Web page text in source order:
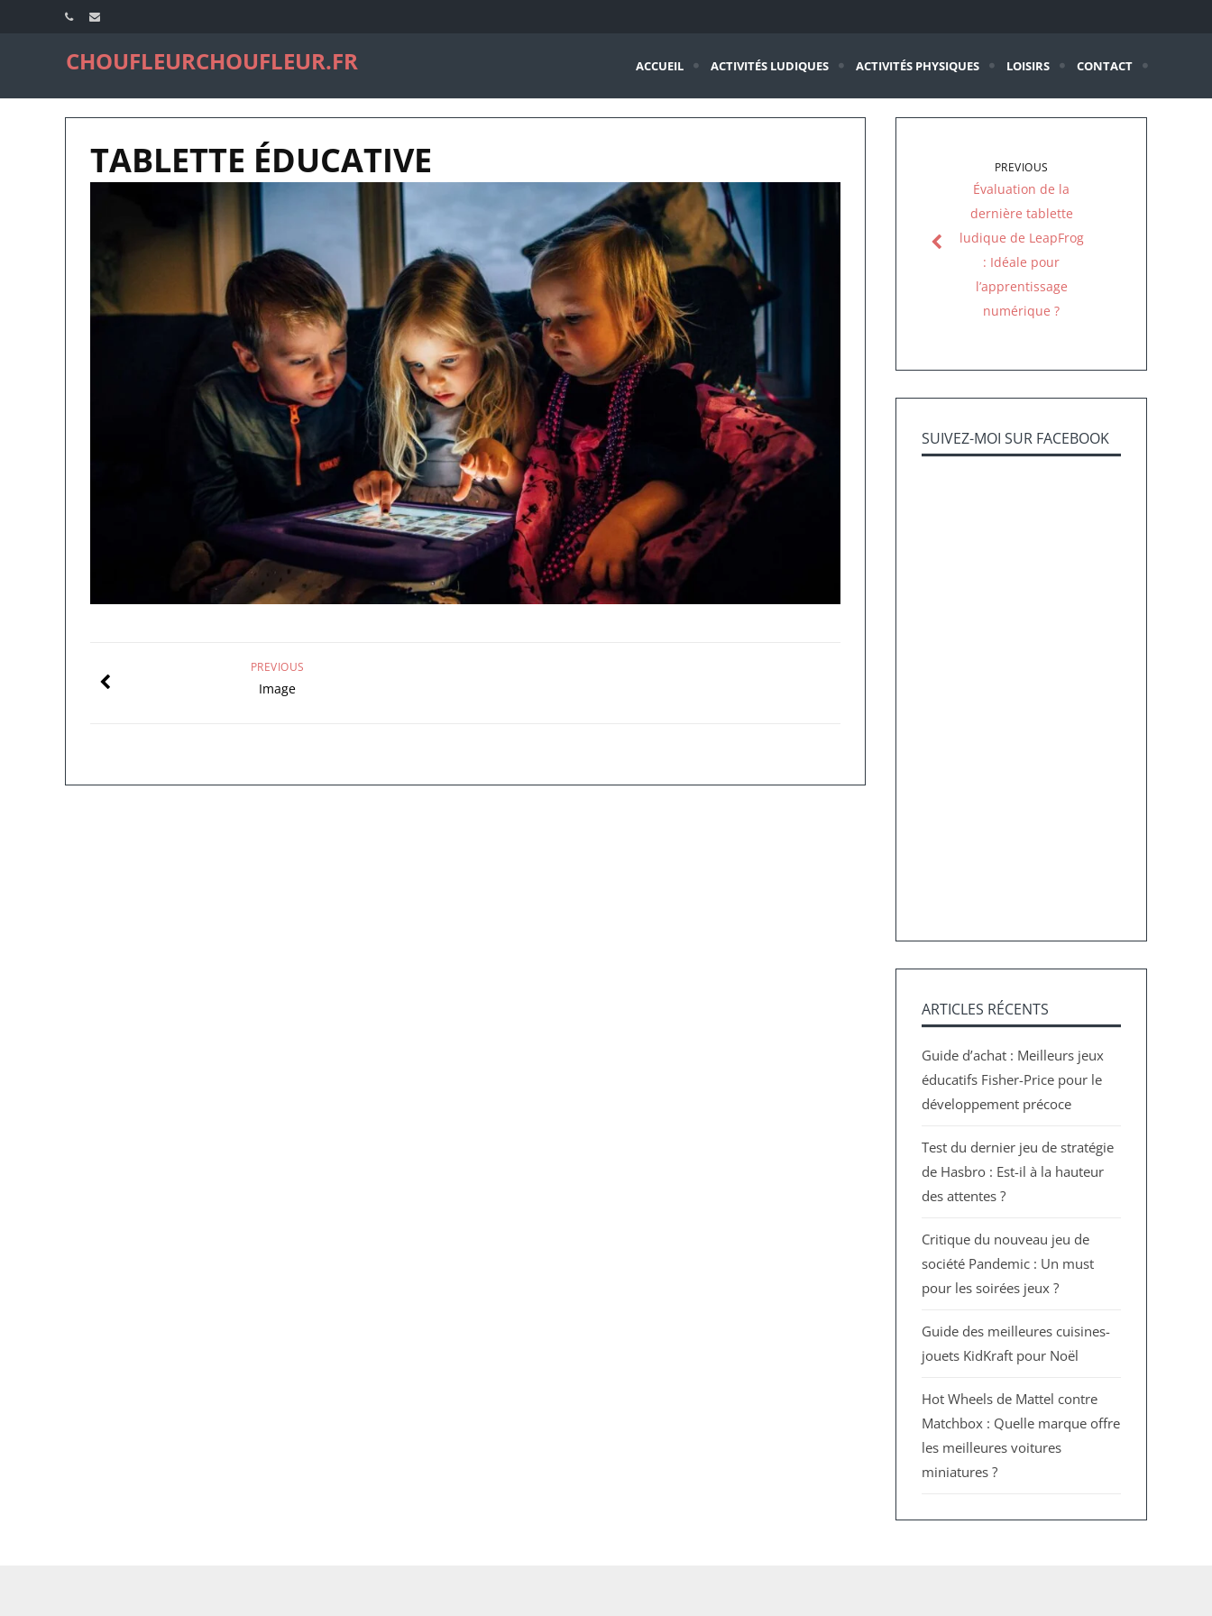
CHOUFLEURCHOUFLEUR.FR ACCUEIL ACTIVITÉS LUDIQUES ACTIVITÉS PHYSIQUES LOISIRS CONTACT
TABLETTE ÉDUCATIVE
PREVIOUS
Image
PREVIOUS
Évaluation de la
dernière tablette
ludique de LeapFrog
: Idéale pour
l’apprentissage
numérique ?
SUIVEZ-MOI SUR FACEBOOK
ARTICLES RÉCENTS
Guide d’achat : Meilleurs jeux
éducatifs Fisher-Price pour le
développement précoce
Test du dernier jeu de stratégie
de Hasbro : Est-il à la hauteur
des attentes ?
Critique du nouveau jeu de
société Pandemic : Un must
pour les soirées jeux ?
Guide des meilleures cuisines-
jouets KidKraft pour Noël
Hot Wheels de Mattel contre
Matchbox : Quelle marque offre
les meilleures voitures
miniatures ?